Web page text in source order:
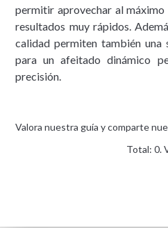
permitir aprovechar al
resultados muy rápidos.
calidad permiten también una
para un afeitado dinámico
precisión.
Valora nuestra guía y comparte
Total:0.